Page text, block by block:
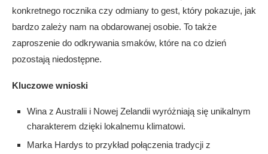
konkretnego rocznika czy odmiany to gest, który pokazuje, jak
bardzo zależy nam na obdarowanej osobie. To także
zaproszenie do odkrywania smaków, które na co dzień
pozostają niedostępne.
Kluczowe wnioski
Wina z Australii i Nowej Zelandii wyróżniają się unikalnym
charakterem dzięki lokalnemu klimatowi.
Marka Hardys to przykład połączenia tradycji z